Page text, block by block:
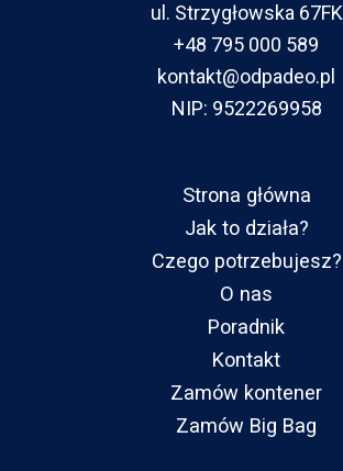
ul. Strzygłowska 67FK
+48 795 000 589
kontakt@odpadeo.pl
NIP: 9522269958
Strona główna
Jak to działa?
Czego potrzebujesz?
O nas
Poradnik
Kontakt
Zamów kontener
Zamów Big Bag